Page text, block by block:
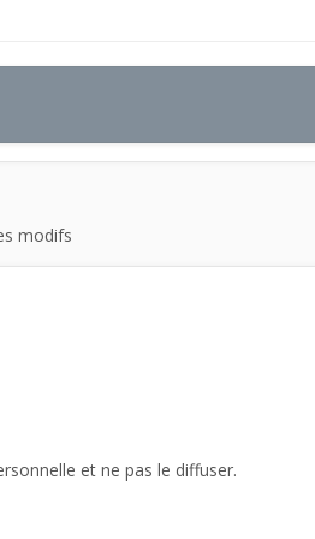
modifs
et ne pas le diffuser.